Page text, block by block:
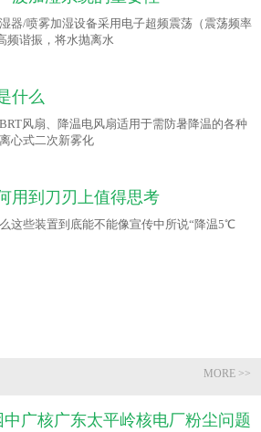
器/喷雾加湿设备采用电子超频震荡（震荡频率
频谐振，将水抛离水
什么
风扇、降温电风扇适用于需防暑降温的各种
心式二次新雾化
用到刀刃上值得思考
这些装置到底能不能像宣传中所说“降温5℃
MORE >>
广核广东太平岭核电厂粉尘问题